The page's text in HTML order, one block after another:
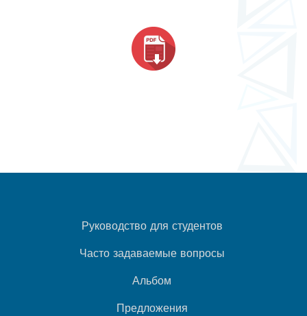
Руководство для студентов
Часто задаваемые вопросы
Альбом
Предложения